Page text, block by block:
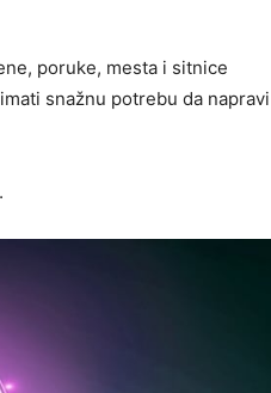
poruke, mesta i sitnice
snažnu potrebu da napravi